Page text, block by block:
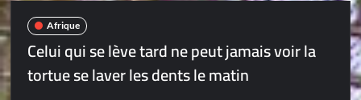
Afrique
Celui qui se lève tard ne peut jamais voir la
tortue se laver les dents le matin